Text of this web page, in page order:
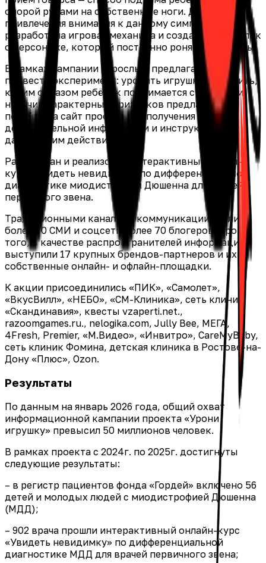
опорой руками на собственные ноги. Для
привлечения внимания к данному симптому
разработана игровая механика и создан видеоролик
о персонаже, который постоянно роняет предметы.
В рамках кампании взрослым предлагается
провести эксперимент: уронить игрушку и оценить,
каким образом ребёнок поднимается с пола. При
наличии характерных признаков предлагается
перейти на сайт проекта для получения
дополнительной информации и инструкций по
дальнейшим действиям.
Разработан и реализован интерактивный онлайн-
курс «Увидеть невидимку» по дифференциальной
диагностике миодистрофии Дюшенна для врачей
первичного звена.
Традиционными каналами коммуникации стали
более 50 СМИ и соцсети более 70 блогеров. Кроме
того, в качестве распространителей информации
выступили 17 крупных брендов-партнеров и их
собственные онлайн- и офлайн-площадки.
К акции присоединились «ПИК», «Самолет»,
«ВкусВилл», «НЕБО», «СМ-Клиника», сеть клиник
«Скандинавия», квесты vzaperti.net.,
razoomgames.ru., nelogika.com, Jully Bee, МЕГА,
4Fresh, Premier, «М.Видео», «Инвитро», CareMyBaby,
сеть клиник Фомина, детская клиника в Ростове-на-
Дону «Плюс», Ozon.
Результаты
По данным на январь 2026 года, общий охват
информационной кампании проекта «Урони
игрушку» превысил 50 миллионов человек.
В рамках проекта с 2024г. по 2025г. достигнуты
следующие результаты:
– в регистр пациентов фонда «Гордей» включено 56
детей и молодых людей с миодистрофией Дюшенна
(МДД);
– 902 врача прошли интерактивный онлайн-курс
«Увидеть невидимку» по дифференциальной
диагностике МДД для врачей первичного звена;